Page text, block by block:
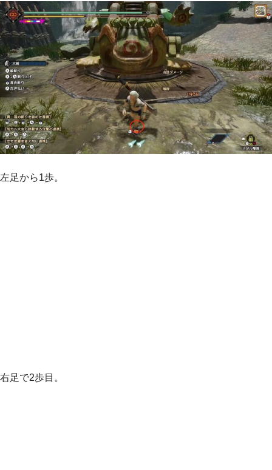
左足から1歩。
右足で2歩目。